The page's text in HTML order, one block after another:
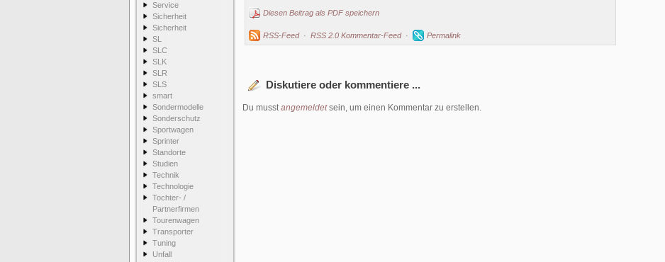
Service
Sicherheit
Sicherheit
SL
SLC
SLK
SLR
SLS
smart
Sondermodelle
Sonderschutz
Sportwagen
Sprinter
Standorte
Studien
Technik
Technologie
Tochter- /
Partnerfirmen
Tourenwagen
Transporter
Tuning
Unfall
Diesen Beitrag als PDF speichern
RSS-Feed· RSS 2.0 Kommentar-Feed· Permalink
Diskutiere oder kommentiere ...
Du musstangemeldetsein, um einen Kommentar zu erstellen.